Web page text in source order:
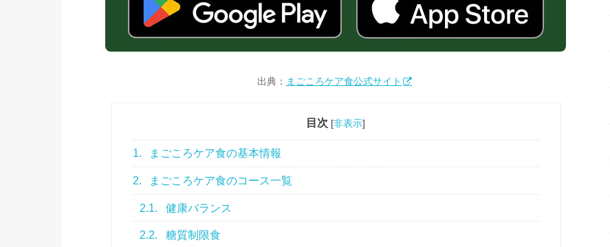
出典： まごころケア食公式サイト
目次 [非表示]
1. まごころケア食の基本情報
2. まごころケア食のコース一覧
2.1. 健康バランス
2.2. 糖質制限食